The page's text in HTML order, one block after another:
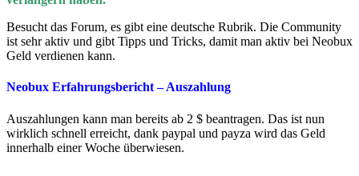
Besucht das Forum, es gibt eine deutsche Rubrik. Die Community
ist sehr aktiv und gibt Tipps und Tricks, damit man aktiv bei Neobux
Geld verdienen kann.
Neobux Erfahrungsbericht – Auszahlung
Auszahlungen kann man bereits ab 2 $ beantragen. Das ist nun
wirklich schnell erreicht, dank paypal und payza wird das Geld
innerhalb einer Woche überwiesen.